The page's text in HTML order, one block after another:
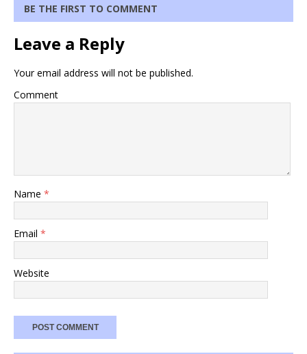
BE THE FIRST TO COMMENT
Leave a Reply
Your email address will not be published.
Comment
Name *
Email *
Website